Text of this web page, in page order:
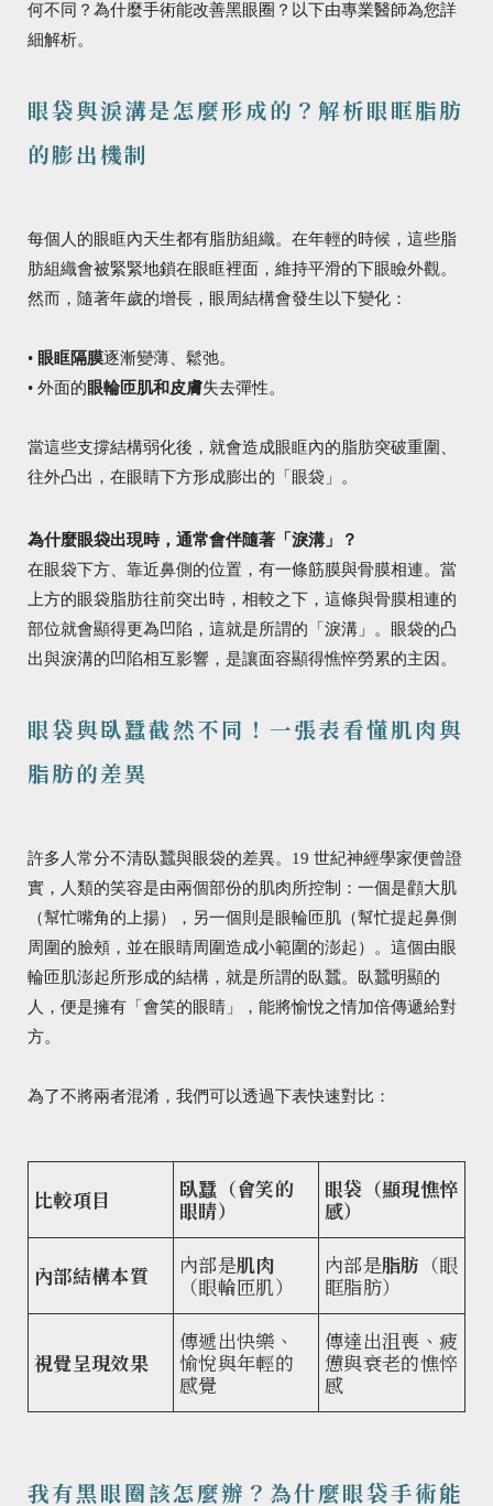
何不同？為什麼手術能改善黑眼圈？以下由專業醫師為您詳
細解析。
眼袋與淚溝是怎麼形成的？解析眼眶脂肪
的膨出機制
每個人的眼眶內天生都有脂肪組織。在年輕的時候，這些脂
肪組織會被緊緊地鎖在眼眶裡面，維持平滑的下眼瞼外觀。
然而，隨著年歲的增長，眼周結構會發生以下變化：
• 眼眶隔膜逐漸變薄、鬆弛。
• 外面的眼輪匝肌和皮膚失去彈性。
當這些支撐結構弱化後，就會造成眼眶內的脂肪突破重圍、
往外凸出，在眼睛下方形成膨出的「眼袋」。
為什麼眼袋出現時，通常會伴隨著「淚溝」？
在眼袋下方、靠近鼻側的位置，有一條筋膜與骨膜相連。當
上方的眼袋脂肪往前突出時，相較之下，這條與骨膜相連的
部位就會顯得更為凹陷，這就是所謂的「淚溝」。眼袋的凸
出與淚溝的凹陷相互影響，是讓面容顯得憔悴勞累的主因。
眼袋與臥蠶截然不同！一張表看懂肌肉與
脂肪的差異
許多人常分不清臥蠶與眼袋的差異。19 世紀神經學家便曾證
實，人類的笑容是由兩個部份的肌肉所控制：一個是顴大肌
（幫忙嘴角的上揚），另一個則是眼輪匝肌（幫忙提起鼻側
周圍的臉頰，並在眼睛周圍造成小範圍的澎起）。這個由眼
輪匝肌澎起所形成的結構，就是所謂的臥蠶。臥蠶明顯的
人，便是擁有「會笑的眼睛」，能將愉悅之情加倍傳遞給對
方。
為了不將兩者混淆，我們可以透過下表快速對比：
比較項目
臥蠶（會笑的
眼睛）
眼袋（顯現憔悴
感）
內部結構本質 內部是肌肉
（眼輪匝肌）
內部是脂肪 （眼
眶脂肪）
視覺呈現效果
傳遞出快樂、
愉悅與年輕的
感覺
傳達出沮喪、疲
憊與衰老的憔悴
感
我有黑眼圈該怎麼辦？為什麼眼袋手術能